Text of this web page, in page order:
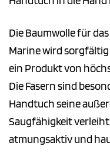
Die Baumwolle für
Marine wird
ein Produkt von
Die Fasern sind
Handtuch seine
Saugfähigkeit
atmungsaktiv und